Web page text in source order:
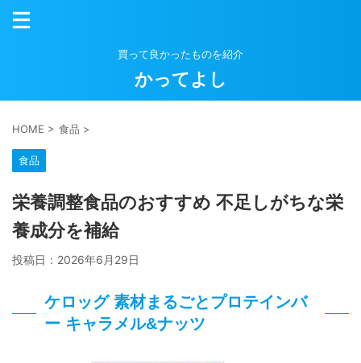
買って良かったものを紹介
かってよし
HOME > 食品 >
食品
栄養調整食品のおすすめ 不足しがちな栄
養成分を補給
投稿日： 2026年6月29日
ケロッグ 素材まるごとプロテインバ
ー キャラメル&ナッツ